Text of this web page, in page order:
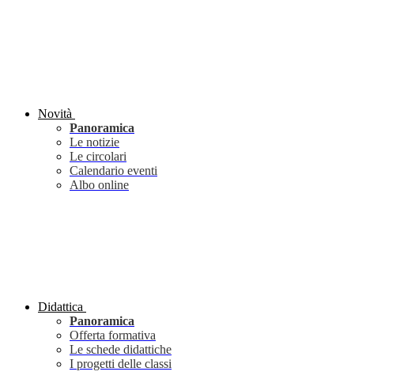
Novità
Panoramica
Le notizie
Le circolari
Calendario eventi
Albo online
Didattica
Panoramica
Offerta formativa
Le schede didattiche
I progetti delle classi